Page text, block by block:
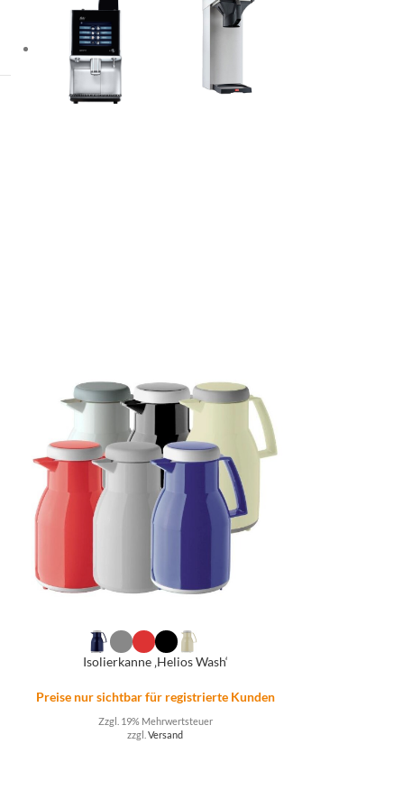
Isolierkanne ‚Helios Wash‘
Preise nur sichtbar für registrierte Kunden
Zzgl. 19% Mehrwertsteuer
zzgl.Versand